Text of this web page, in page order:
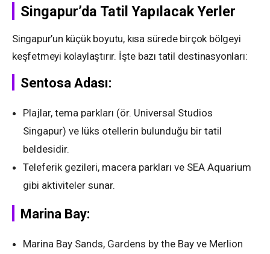
Singapur’da Tatil Yapılacak Yerler
Singapur’un küçük boyutu, kısa sürede birçok bölgeyi
keşfetmeyi kolaylaştırır. İşte bazı tatil destinasyonları:
Sentosa Adası:
Plajlar, tema parkları (ör. Universal Studios
Singapur) ve lüks otellerin bulunduğu bir tatil
beldesidir.
Teleferik gezileri, macera parkları ve SEA Aquarium
gibi aktiviteler sunar.
Marina Bay:
Marina Bay Sands, Gardens by the Bay ve Merlion